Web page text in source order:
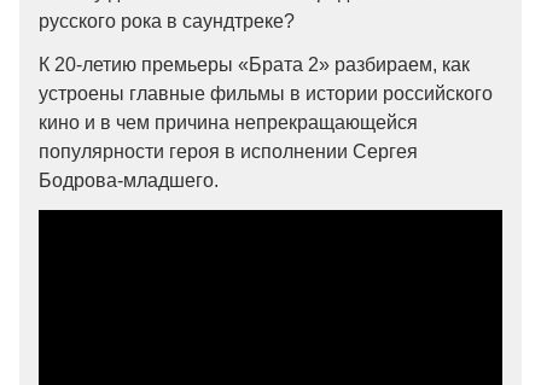
русского рока в саундтреке?
К 20-летию премьеры «Брата 2» разбираем, как
устроены главные фильмы в истории российского
кино и в чем причина непрекращающейся
популярности героя в исполнении Сергея
Бодрова-младшего.